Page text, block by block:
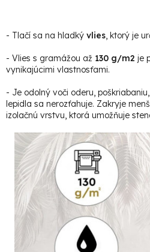
- Tlačí sa na hladký vlies, ktorý je
- Vlies s gramážou až 130 g/m2 je
vynikajúcimi vlastnosťami.
- Je odolný voči oderu,
lepidla sa nerozťahuje. Zakryje
izolačnú vrstvu, ktorá umožňuje